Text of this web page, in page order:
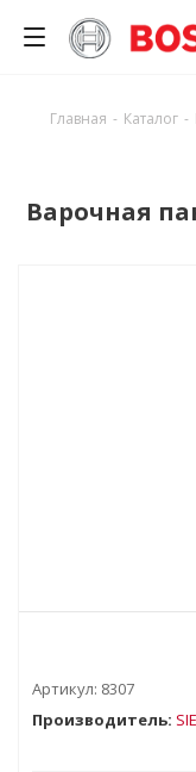
Главная - Каталог -
Варочная
Артикул: 8307
Производитель: